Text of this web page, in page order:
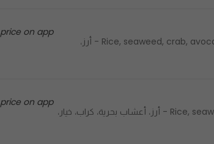
price on app
Rice, seaweed, crab, avocado, cucumber, spicy mayo, crispy flakes, sweet sauce, garlic sauce - أرز،
price on app
Rice, seaweed, crab, avocado, cucumber, spicy mayo, sweet sauce, raspberry - أرز، أعشاب بحرية، كراب، خيار،